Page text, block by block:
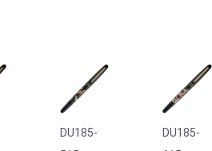
DU185-
DU185-